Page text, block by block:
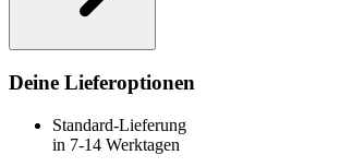
Deine Lieferoptionen
Standard-Lieferung
in 7-14 Werktagen